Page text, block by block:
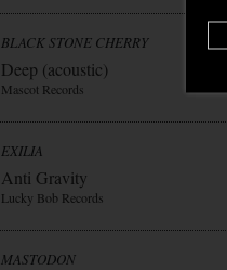
BLACK STONE CHERRY
Deep (acoustic)
Mascot Records
EXILIA
Anti Gravity
Lucky Bob Records
MASTODON